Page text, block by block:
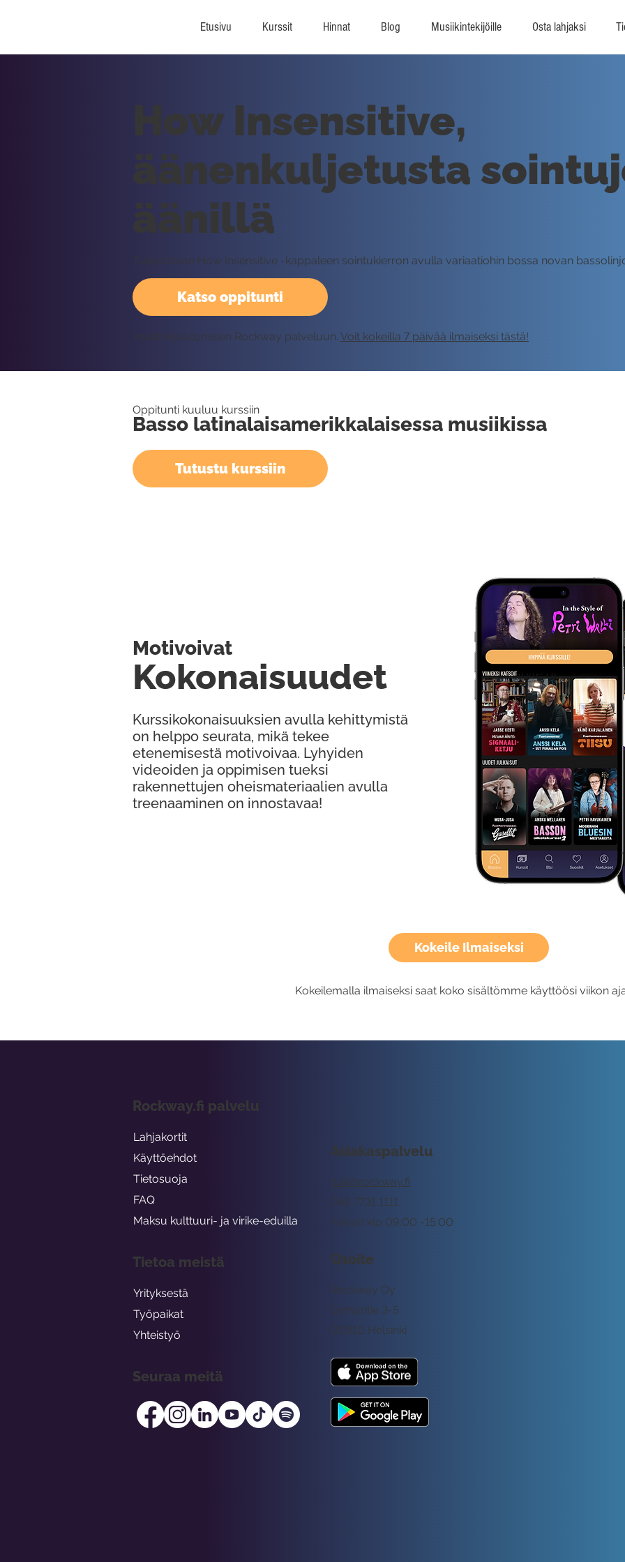
Etusivu Kurssit Hinnat Blog Musiikintekijöille Osta lahjaksi
Kokeile Ilmaiseksi
Kokeilemalla ilmaiseksi saat koko sisältömme käyttöösi viikon
Katso oppitunti
How Insensitive,
äänenkuljetusta
äänillä
Tutustutaan How Insensitive -kappaleen sointukierron avulla variaatiohin bossa novan
Vaatii kirjautumisen Rockway palveluun. Voit kokeilla 7 päivää ilmaiseksi tästä!
Oppitunti kuuluu kurssiin
Basso latinalaisamerikkalaisessa musiikissa
Tutustu kurssiin
Kurssikokonaisuuksien avulla kehittymistä
on helppo seurata, mikä tekee
etenemisestä motivoivaa. Lyhyiden
videoiden ja oppimisen tueksi
rakennettujen oheismateriaalien avulla
treenaaminen on innostavaa!
Kokonaisuudet
Motivoivat
Asiakaspalvelu
tuki@rockway.fi
Arkisin klo 09:00 -15:00
045 7731 1111
Osoite
Rockway Oy
Lemuntie 3-5
00510 Helsinki
Rockway.fi palvelu
Lahjakortit
Käyttöehdot
Tietosuoja
FAQ
Maksu kulttuuri- ja virike-eduilla
Tietoa meistä
Yrityksestä
Työpaikat
Yhteistyö
Seuraa meitä